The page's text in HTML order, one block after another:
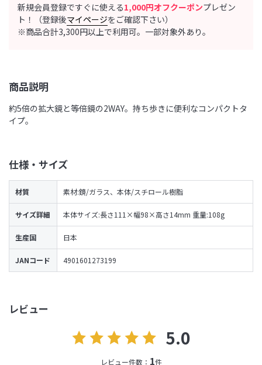
レビュー
5.0
レビュー件数： 1件
新規会員登録ですぐに使える1,000円オフクーポンプレゼン
ト！（登録後マイページをご確認下さい）
※商品合計3,300円以上で利用可。一部対象外あり。
商品説明
約5倍の拡大鏡と等倍鏡の2WAY。持ち歩きに便利なコンパクトタ
イプ。
仕様・サイズ
材質 素材:鏡/ガラス、本体/スチロール樹脂
サイズ詳細 本体サイズ:長さ111×幅98×高さ14mm 重量:108g
生産国 日本
JANコード 4901601273199